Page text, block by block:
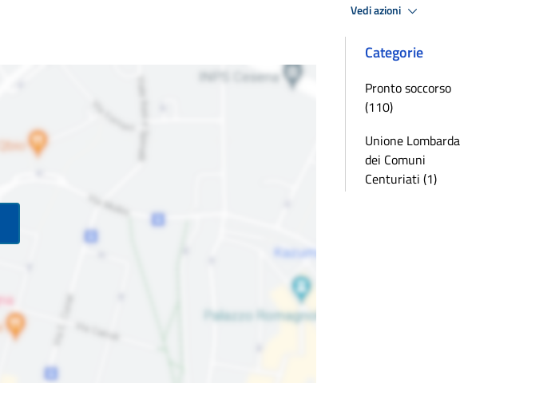
Vedi azioni
Categorie
Pronto soccorso
(110)
Unione Lombarda
dei Comuni
Centuriati (1)